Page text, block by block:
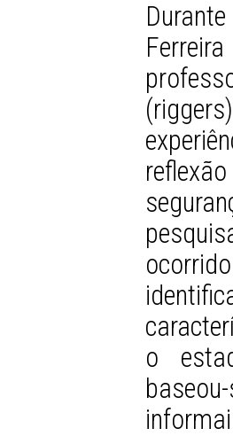
o